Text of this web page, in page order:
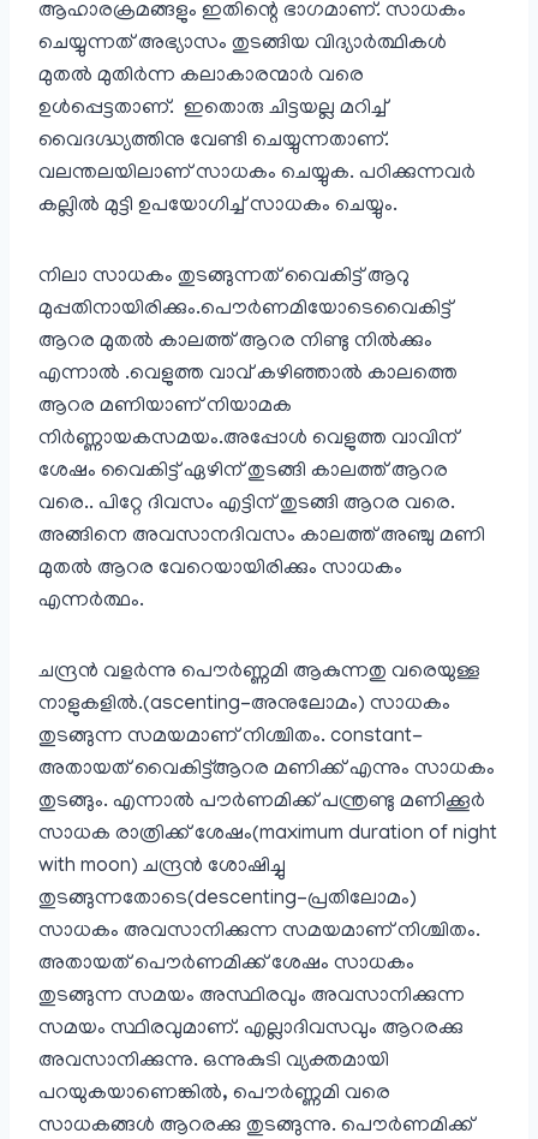
ആഹാരക്രമങ്ങളും ഇതിന്റെ ഭാഗമാണ്. സാധകം
ചെയ്യുന്നത് അഭ്യാസം തുടങ്ങിയ വിദ്യാർത്ഥികൾ
മുതൽ മുതിർന്ന കലാകാരന്മാർ വരെ
ഉൾപ്പെട്ടതാണ്. ഇതൊരു ചിട്ടയല്ല മറിച്ച്
വൈദഗ്ദ്ധ്യത്തിനു വേണ്ടി ചെയ്യുന്നതാണ്.
വലന്തലയിലാണ് സാധകം ചെയ്യുക. പഠിക്കുന്നവർ
കല്ലിൽ മുട്ടി ഉപയോഗിച്ച് സാധകം ചെയ്യും.
നിലാ സാധകം തുടങ്ങുന്നത് വൈകിട്ട് ആറു
മുപ്പതിനായിരിക്കും.പൌര്‍ണമിയോടെവൈകിട്ട്
ആറര മുതല്‍ കാലത്ത് ആറര നിണ്ടു നില്‍ക്കും
എന്നാല്‍ .വെളുത്ത വാവ് കഴിഞ്ഞാല്‍ കാലത്തെ
ആറര മണിയാണ് നിയാമക
നിര്‍ണ്ണായകസമയം.അപ്പോള്‍ വെളുത്ത വാവിന്
ശേഷം വൈകിട്ട് ഏഴിന് തുടങ്ങി കാലത്ത് ആറര
വരെ.. പിറ്റേ ദിവസം എട്ടിന് തുടങ്ങി ആറര വരെ.
അങ്ങിനെ അവസാനദിവസം കാലത്ത് അഞ്ചു മണി
മുതല്‍ ആറര വേറെയായിരിക്കും സാധകം
എന്നര്‍ത്ഥം.
ചന്ദ്രന്‍ വളര്‍ന്നു പൌര്‍ണ്ണമി ആകുന്നതു വരെയുള്ള
നാളുകളില്‍.(ascenting–അനു​ലോമം) സാധകം
തുടങ്ങുന്ന സമയമാണ് നിശ്ചിതം. constant-
അതായത് വൈകിട്ട്ആറര മണിക്ക് എന്നും സാധകം
തുടങ്ങും. എന്നാല്‍ പൗർണമിക്ക് പന്ത്രണ്ടു മണിക്കൂര്‍
സാധക രാത്രിക്ക് ശേഷം(maximum duration of night
with moon) ചന്ദ്രന്‍ ശോഷിച്ചു
തുടങ്ങുന്നതോടെ(descentin​g–പ്രതിലോമം)
സാധകം അവസാനിക്കുന്ന സമയമാണ് നിശ്ചിതം.
അതായത് പൌർണമിക്ക് ശേഷം സാധകം
തുടങ്ങുന്ന സമയം അസ്ഥിരവും അവസാനിക്കുന്ന
സമയം സ്ഥിരവുമാണ്. എല്ലാദിവസവും ആറരക്കു
അവസാനിക്കുന്നു. ഒന്നുകുടി വ്യക്തമായി
പറയുകയാണെങ്കിൽ, പൌര്‍ണ്ണമി വരെ
സാധകങ്ങള്‍ ആറരക്കു തുടങ്ങുന്നു. പൌർണമിക്ക്